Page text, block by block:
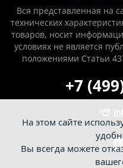
Вся представленная на
технических
товаров, носит
условиях не является
положениями Статьи
+7
На этом сайте
Вы всегда можете